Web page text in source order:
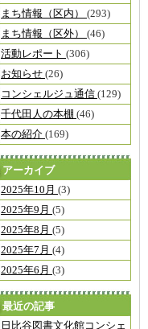
まち情報（区内） (293)
まち情報（区外） (46)
活動レポート (306)
お知らせ (26)
コンシェルジュ通信 (129)
千代田人の本棚 (46)
本の紹介 (169)
アーカイブ
2025年10月 (3)
2025年9月 (5)
2025年8月 (5)
2025年7月 (4)
2025年6月 (3)
最近の記事
日比谷図書文化館コンシェ